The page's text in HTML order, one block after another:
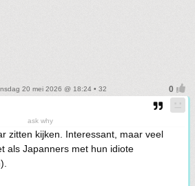
20 mei 2026 @ 18:24 • 32
ask why
zitten kijken. Interessant, maar veel
als Japanners met hun idiote